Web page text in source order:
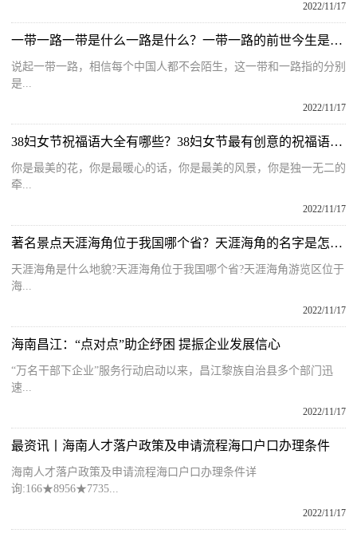
2022/11/17
一带一路一带是什么一路是什么？一带一路的前世今生是什么样的？
说起一带一路，相信每个中国人都不会陌生，这一带和一路指的分别
是...
2022/11/17
38妇女节祝福语大全有哪些？38妇女节最有创意的祝福语有哪些呢？
你是最美的花，你是最暖心的话，你是最美的风景，你是独一无二的
牵...
2022/11/17
著名景点天涯海角位于我国哪个省？天涯海角的名字是怎么来的呢？
天涯海角是什么地貌?天涯海角位于我国哪个省?天涯海角游览区位于
海...
2022/11/17
海南昌江：“点对点”助企纾困 提振企业发展信心
“万名干部下企业”服务行动启动以来，昌江黎族自治县多个部门迅
速...
2022/11/17
最资讯丨海南人才落户政策及申请流程海口户口办理条件
海南人才落户政策及申请流程海口户口办理条件详
询:166★8956★7735...
2022/11/17